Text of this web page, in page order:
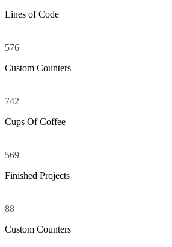
Lines of Code
576
Custom Counters
742
Cups Of Coffee
569
Finished Projects
88
Custom Counters